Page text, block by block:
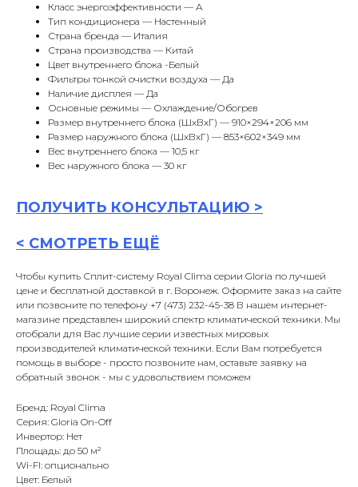
Класс энергоэффективности — A
Тип кондиционера — Настенный
Страна бренда — Италия
Страна производства — Китай
Цвет внутреннего блока -Белый
Фильтры тонкой очистки воздуха — Да
Наличие дисплея — Да
Основные режимы — Охлаждение/Обогрев
Размер внутреннего блока (ШxВxГ) — 910×294×206 мм
Размер наружного блока (ШxВxГ) — 853×602×349 мм
Вес внутреннего блока — 10,5 кг
Вес наружного блока — 30 кг
ПОЛУЧИТЬ КОНСУЛЬТАЦИЮ >
< СМОТРЕТЬ ЕЩЁ
Чтобы купить Сплит-систему Royal Clima серии Gloria по лучшей
цене и бесплатной доставкой в г. Воронеж. Оформите заказ на сайте
или позвоните по телефону +7 (473) 232-45-38 В нашем интернет-
магазине представлен широкий спектр климатической техники. Мы
отобрали для Вас лучшие серии известных мировых
производителей климатической техники. Если Вам потребуется
помощь в выборе - просто позвоните нам, оставьте заявку на
обратный звонок - мы с удовольствием поможем
Бренд: Royal Clima
Серия: Gloria On-Off
Инвертор: Нет
Площадь: до 50 м²
Wi-FI: опционально
Цвет: Белый